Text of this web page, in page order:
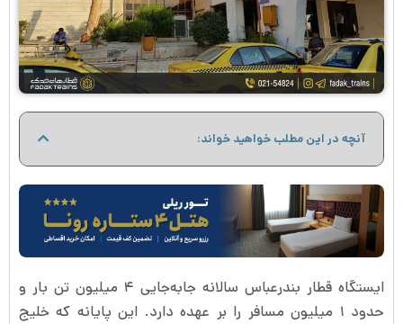
آنچه در این مطلب خواهید خواند:
ایستگاه قطار بندرعباس سالانه جابه‌جایی ۴ میلیون تن بار و
حدود ۱ میلیون مسافر را بر عهده دارد. این پایانه که خلیج